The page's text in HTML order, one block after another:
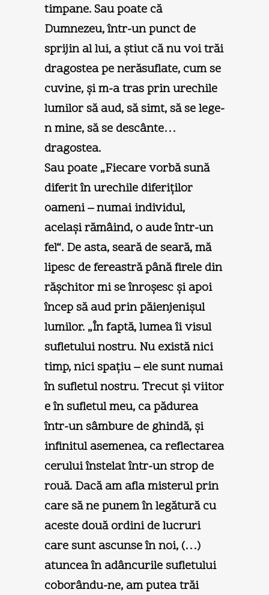
timpane. Sau poate că
Dumnezeu, într-un punct de
sprijin al lui, a ştiut că nu voi trăi
dragostea pe nerăsuflate, cum se
cuvine, şi m-a tras prin urechile
lumilor să aud, să simt, să se lege-
n mine, să se descânte…
dragostea.
Sau poate „Fiecare vorbă sună
diferit în urechile diferiţilor
oameni – numai individul,
acelaşi rămâind, o aude într-un
fel“. De asta, seară de seară, mă
lipesc de fereastră până firele din
răşchitor mi se înroşesc şi apoi
încep să aud prin păienjenişul
lumilor. „În faptă, lumea îi visul
sufletului nostru. Nu există nici
timp, nici spaţiu – ele sunt numai
în sufletul nostru. Trecut şi viitor
e în sufletul meu, ca pădurea
într-un sâmbure de ghindă, şi
infinitul asemenea, ca reflectarea
cerului înstelat într-un strop de
rouă. Dacă am afla misterul prin
care să ne punem în legătură cu
aceste două ordini de lucruri
care sunt ascunse în noi, (…)
atuncea în adâncurile sufletului
coborându-ne, am putea trăi